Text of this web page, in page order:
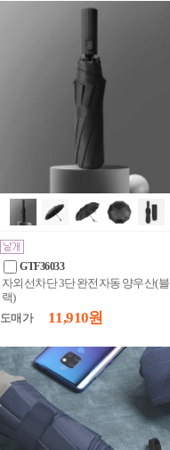
GTF36033
자외선차단 3단 완전자동 양우산(블
랙)
도매가
11,910 원